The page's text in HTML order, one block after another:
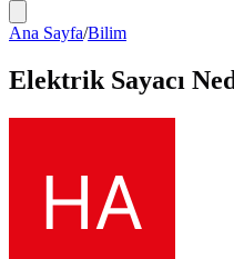
Ana Sayfa/Bilim
Elektrik Sayacı